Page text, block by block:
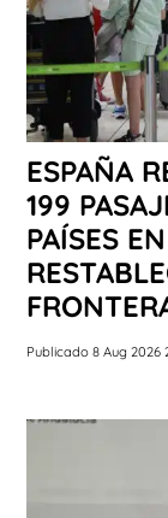
ESPAÑA
199
PAÍSES
Publicado 8 Aug 2026